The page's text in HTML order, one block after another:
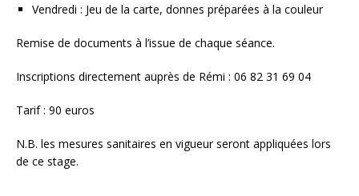
Vendredi : Jeu de la carte, donnes préparées à la couleur
Remise de documents à l’issue de chaque séance.
Inscriptions directement auprès de Rémi : 06 82 31 69 04
Tarif : 90 euros
N.B. les mesures sanitaires en vigueur seront appliquées lors
de ce stage.